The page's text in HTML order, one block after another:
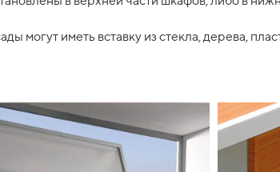
могут иметь вставку из стекла, дерева,